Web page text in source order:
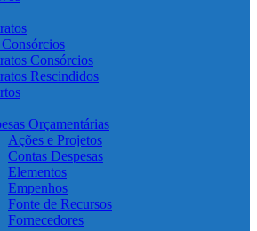
Consórcios
Rescindidos
Orçamentárias
Ações e Projetos
Contas Despesas
Elementos
Empenhos
Fonte de Recursos
Fornecedores